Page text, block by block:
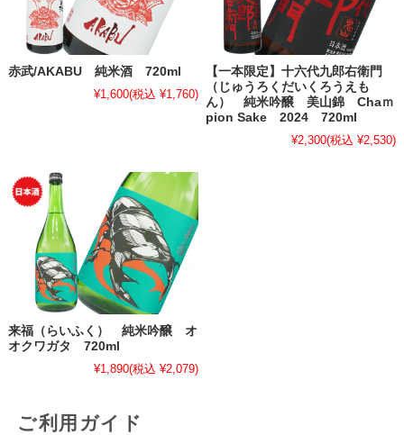
赤武/AKABU 純米酒 720ml
¥1,600(税込 ¥1,760)
【一本限定】十六代九郎右衛門
（じゅうろくだいくろうえも
ん） 純米吟醸 美山錦 Chaｍ
pion Sake 2024 720ml
¥2,300(税込 ¥2,530)
来福（らいふく） 純米吟醸 オ
オクワガタ 720ml
¥1,890(税込 ¥2,079)
ご利用ガイド